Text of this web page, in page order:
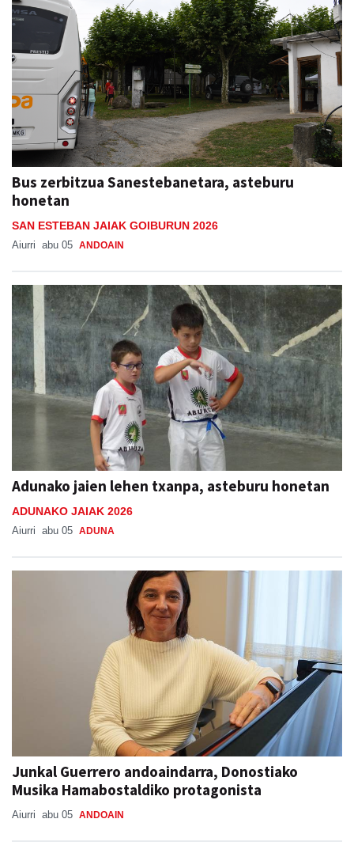
Bus zerbitzua Sanestebanetara, asteburu
honetan
SAN ESTEBAN JAIAK GOIBURUN 2026
Aiurri abu 05 ANDOAIN
Adunako jaien lehen txanpa, asteburu honetan
ADUNAKO JAIAK 2026
Aiurri abu 05 ADUNA
Junkal Guerrero andoaindarra, Donostiako
Musika Hamabostaldiko protagonista
Aiurri abu 05 ANDOAIN